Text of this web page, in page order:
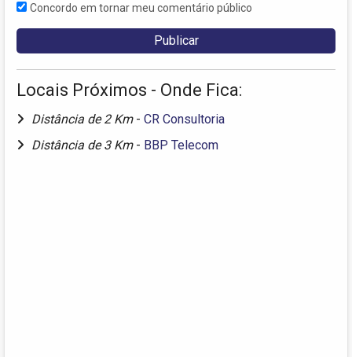
Concordo em tornar meu comentário público
Locais Próximos - Onde Fica:
Distância de 2 Km - CR Consultoria
Distância de 3 Km - BBP Telecom